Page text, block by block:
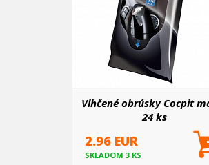
Vlhčené obrúsky Cocpit
24 ks
2.96 EUR
SKLADOM 3 KS